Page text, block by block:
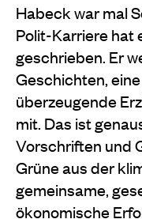
Habeck war mal
Polit-Karriere hat
geschrieben. Er
Geschichten,
überzeugende
mit. Das ist
Vorschriften und
Grüne aus der
gemeinsame,
ökonomische